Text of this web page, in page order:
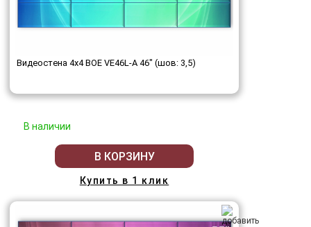
Видеостена 4x4 BOE VE46L-A 46" (шов: 3,5)
В наличии
В КОРЗИНУ
Купить в 1 клик